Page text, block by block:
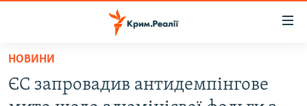
Перейти
основного
ВОДА.КРИМ
НОВИНИ
ЄС запровадив антидемпінгове